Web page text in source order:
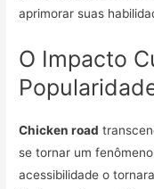
aprimorar suas
O Impacto
Chicken road
se tornar um
acessibilidade o